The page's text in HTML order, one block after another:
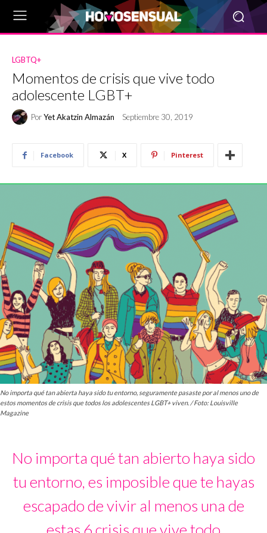
LGBTQ+
Momentos de crisis que vive todo
adolescente LGBT+
PorYet Akatzin Almazán Septiembre 30, 2019
Facebook X Pinterest
No importa qué tan abierta haya sido tu entorno, seguramente pasaste por al menos uno de
estos momentos de crisis que todos los adolescentes LGBT+ viven. / Foto: Louisville
Magazine
No importa qué tan abierto haya sido
tu entorno, es imposible que te hayas
escapado de vivir al menos una de